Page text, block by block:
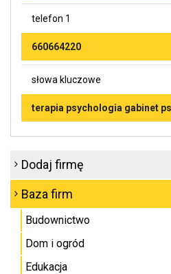
telefon 1
660664220
słowa kluczowe
terapia psychologia gabinet
Dodaj firmę
Baza firm
Budownictwo
Dom i ogród
Edukacja